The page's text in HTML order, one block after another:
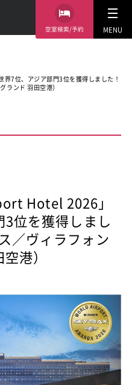
空室検索/予約 MENU
7位、アジア部門3位を獲得しました！
ランド 羽田空港）
Hotel 2026」
位を獲得しまし
／ヴィラフォン
港）